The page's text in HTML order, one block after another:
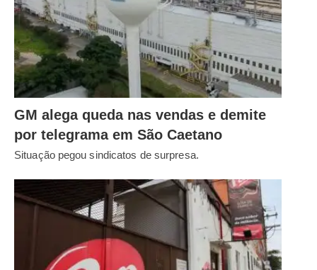
GM alega queda nas vendas e demite
por telegrama em São Caetano
Situação pegou sindicatos de surpresa.